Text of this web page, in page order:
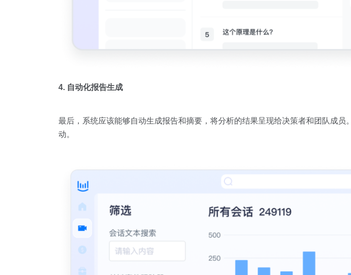
4. 自动化报告生成
最后，系统应该能够自动生成报告和摘要，将分析的结果呈现给决策者和团队成
动。